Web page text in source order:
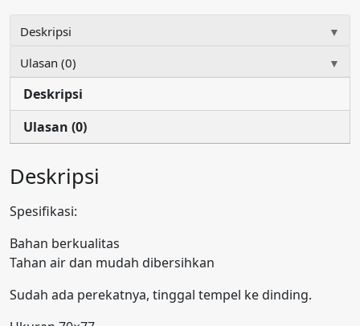
Deskripsi
▼
Ulasan (0)
▼
Deskripsi
Ulasan (0)
Deskripsi
Spesifikasi:
Bahan berkualitas
Tahan air dan mudah dibersihkan
Sudah ada perekatnya, tinggal tempel ke dinding.